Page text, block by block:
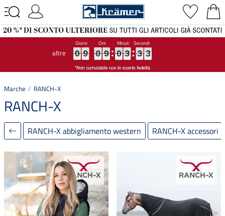
altre 0
0
0
0 9
9
9
9 0
0
0
0 9
9
9
9 0
0
0
0 3
3
3
3 3
3
3
3 3
3
3
3
Marche RANCH-X
RANCH-X
RANCH-X abbigliamento western RANCH-X accessori